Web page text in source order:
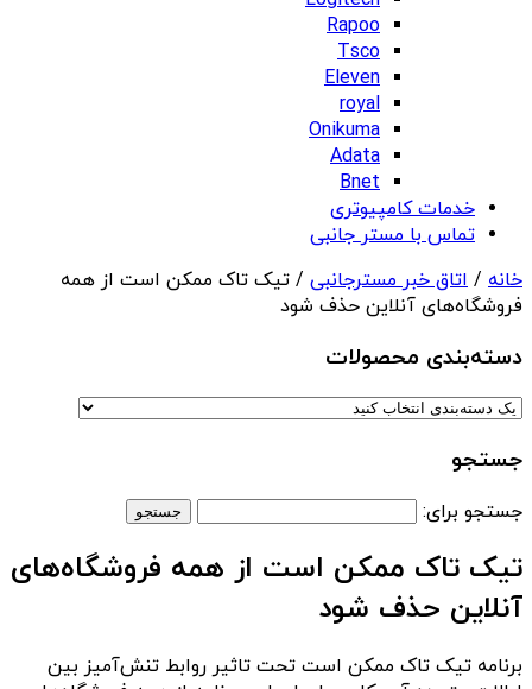
Rapoo
Tsco
Eleven
royal
Onikuma
Adata
Bnet
خدمات کامپیوتری
تماس با مستر جانبی
خانه / اتاق خبر مسترجانبی / تیک تاک ممکن است از همه
فروشگاه‌های آنلاین حذف شود
دسته‌بندی‌ محصولات
جستجو
جستجو برای:
تیک تاک ممکن است از همه فروشگاه‌های
آنلاین حذف شود
برنامه تیک تاک ممکن است تحت تاثیر روابط تنش‌آمیز بین